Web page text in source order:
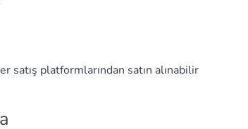
satış platformlarından satın alınabilir